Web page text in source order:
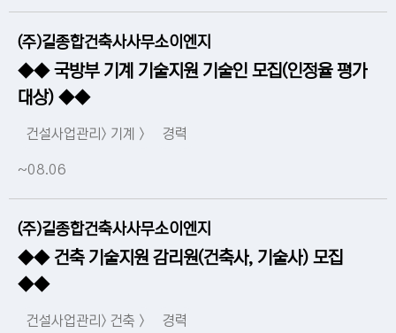
(주)길종합건축사사무소이엔지
◆◆ 국방부 기계 기술지원 기술인 모집(인정율 평가
대상) ◆◆
건설사업관리> 기계 > 경력
~08.06
(주)길종합건축사사무소이엔지
◆◆ 건축 기술지원 감리원(건축사, 기술사) 모집
◆◆
건설사업관리> 건축 > 경력